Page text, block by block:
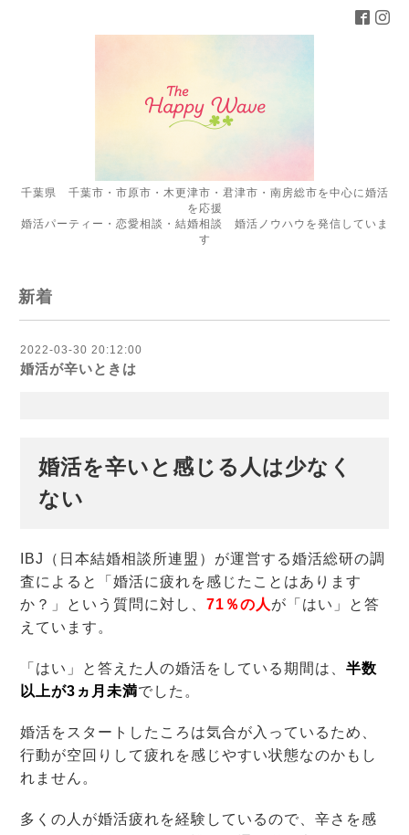
千葉県 千葉市・市原市・木更津市・君津市・南房総市を中心に婚活
を応援
婚活パーティー・恋愛相談・結婚相談 婚活ノウハウを発信していま
す
新着
2022-03-30 20:12:00
婚活が辛いときは
婚活を辛いと感じる人は少なく
ない
IBJ（日本結婚相談所連盟）が運営する婚活総研の調
査によると「婚活に疲れを感じたことはあります
か？」という質問に対し、 71％の人 が「はい」と答
えています。
「はい」と答えた人の婚活をしている期間は、 半数
以上が3ヵ月未満でした。
婚活をスタートしたころは気合が入っているため、
行動が空回りして疲れを感じやすい状態なのかもし
れません。
多くの人が婚活疲れを経験しているので、辛さを感